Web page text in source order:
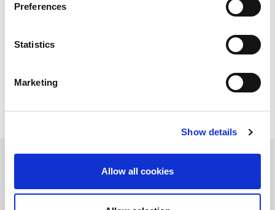
Preferences
Statistics
Marketing
Show details
Allow all cookies
Radeći na italijanskom tržištu skoro 40 godina, nudimo širok
spektar rešenja za upravljanje celokupnim proizvodnim
rezanje na bazi CO2 i Fiber lasera, utovarivači i istovarivači
materijala, sistemi za zavarivanje Fiber laserom, automatske
Naše vrednosti? Pouzdanost, tehnologija, preciznost i
O NAMA